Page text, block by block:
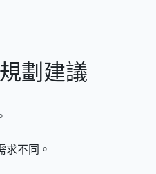
劃建議
求不同。